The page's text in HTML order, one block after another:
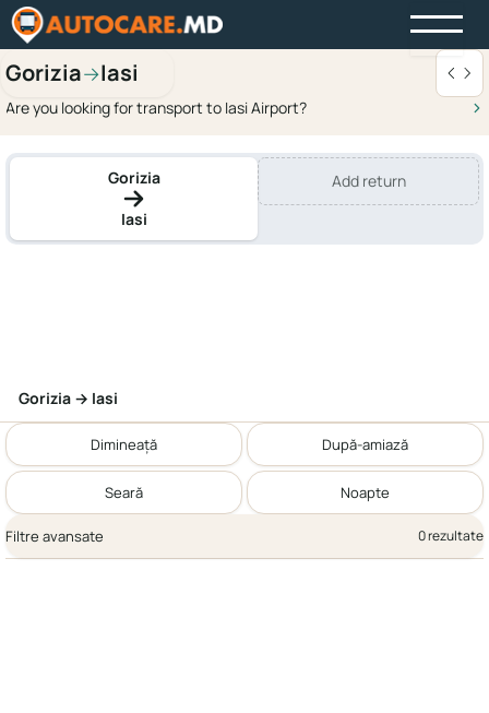
Gorizia→Iasi
Are you looking for transport to Iasi Airport?
Gorizia
Iasi
Add return
Gorizia → Iasi
Dimineață După-amiază
Seară Noapte
Filtre avansate 0 rezultate